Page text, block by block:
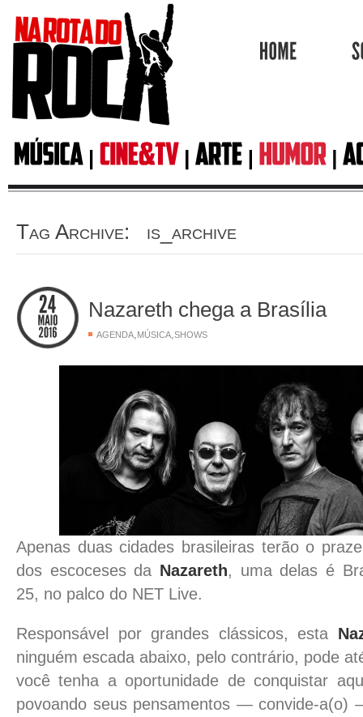
Tag Archive: is_archive
Nazareth chega a Brasília
AGENDA, MÚSICA,SHOWS
Apenas duas cidades brasileiras terão o
dos escoceses da Nazareth, uma delas é
25, no palco do NET Live.
Responsável por grandes clássicos, esta
ninguém escada abaixo, pelo contrário, pode
você tenha a oportunidade de conquistar
povoando seus pensamentos —convide-a(o)